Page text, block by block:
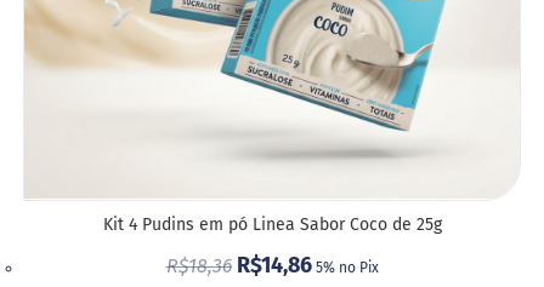
Kit 4 Pudins em pó Linea Sabor Coco de 25g
R$18,36 R$14,86 5% no Pix